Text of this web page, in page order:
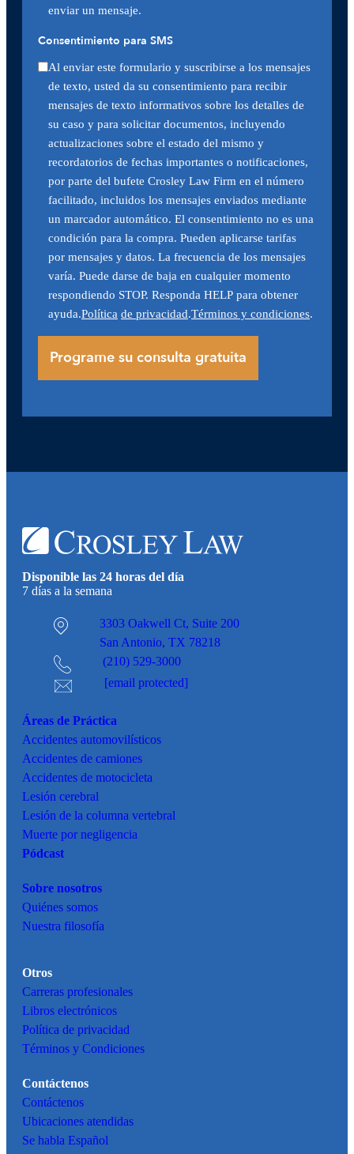
enviar un mensaje.
Consentimiento para SMS
Al enviar este formulario y suscribirse a los mensajes
de texto, usted da su consentimiento para recibir
mensajes de texto informativos sobre los detalles de
su caso y para solicitar documentos, incluyendo
actualizaciones sobre el estado del mismo y
recordatorios de fechas importantes o notificaciones,
por parte del bufete Crosley Law Firm en el número
facilitado, incluidos los mensajes enviados mediante
un marcador automático. El consentimiento no es una
condición para la compra. Pueden aplicarse tarifas
por mensajes y datos. La frecuencia de los mensajes
varía. Puede darse de baja en cualquier momento
respondiendo STOP. Responda HELP para obtener
ayuda.Política de privacidad.Términos y condiciones.
Disponible las 24 horas del día
7 días a la semana
3303 Oakwell Ct, Suite 200
San Antonio, TX 78218
(210) 529-3000
[email protected]
Áreas de Práctica
Accidentes automovilísticos
Accidentes de camiones
Accidentes de motocicleta
Lesión cerebral
Lesión de la columna vertebral
Muerte por negligencia
Pódcast
Sobre nosotros
Quiénes somos
Nuestra filosofía
Otros
Carreras profesionales
Libros electrónicos
Política de privacidad
Términos y Condiciones
Contáctenos
Contáctenos
Ubicaciones atendidas
Se habla Español